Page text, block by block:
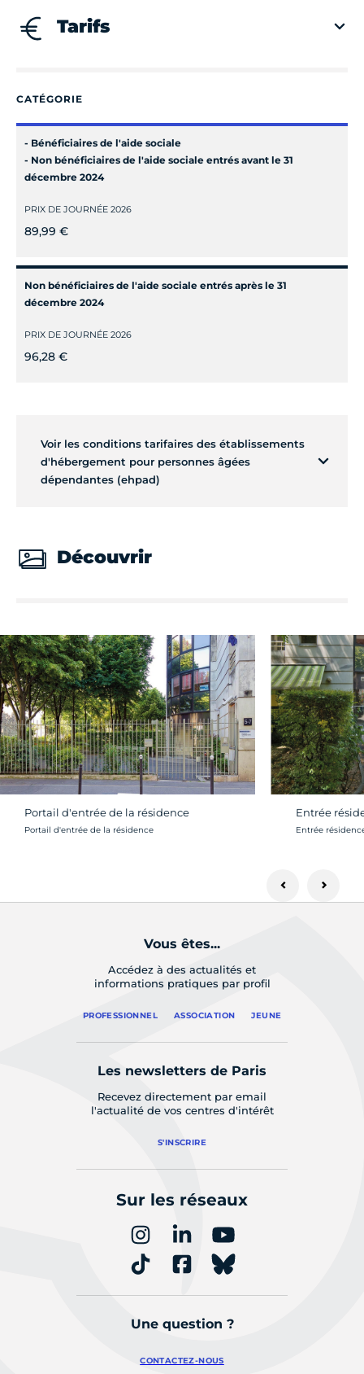
Tarifs
CATÉGORIE
- Bénéficiaires de l'aide sociale
- Non bénéficiaires de l'aide sociale entrés avant le 31
décembre 2024
PRIX DE JOURNÉE 2026
89,99 €
Non bénéficiaires de l'aide sociale entrés après le 31
décembre 2024
PRIX DE JOURNÉE 2026
96,28 €
Voir les conditions tarifaires des établissements
d'hébergement pour personnes âgées
dépendantes (ehpad)
Découvrir
Portail d'entrée de la résidence
Crédit photo :
Portail d'entrée de la résidence
Entrée
Crédit photo :
Entrée
Vous êtes...
Accédez à des actualités et
informations pratiques par profil
PROFESSIONNEL ASSOCIATION JEUNE
Les newsletters de Paris
Recevez directement par email
l'actualité de vos centres d'intérêt
S'INSCRIRE
Sur les réseaux
Une question ?
CONTACTEZ-NOUS